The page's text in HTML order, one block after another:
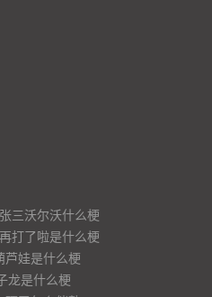
三沃尔沃什么梗
打了啦是什么梗
芦娃是什么梗
龙是什么梗